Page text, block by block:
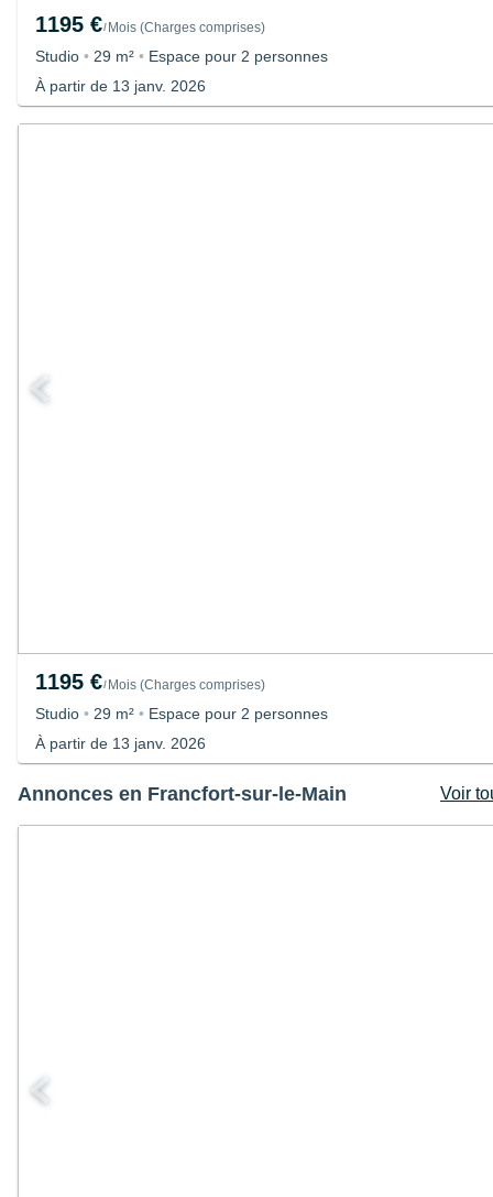
1195 €/ Mois (Charges comprises)
Studio • 29 m² • Espace pour 2 personnes
À partir de 13 janv. 2026
1195 €/ Mois (Charges comprises)
Studio • 29 m² • Espace pour 2 personnes
À partir de 13 janv. 2026
Annonces en Francfort-sur-le-Main Voir